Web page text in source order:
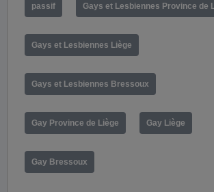
passif Gays et Lesbiennes Province de
Gays et Lesbiennes Liège
Gays et Lesbiennes Bressoux
Gay Province de Liège Gay Liège
Gay Bressoux